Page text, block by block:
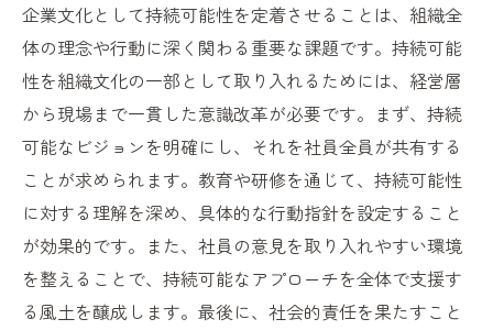
企業文化として持続可能性を定着させることは、組織全
体の理念や行動に深く関わる重要な課題です。持続可能
性を組織文化の一部として取り入れるためには、経営層
から現場まで一貫した意識改革が必要です。まず、持続
可能なビジョンを明確にし、それを社員全員が共有する
ことが求められます。教育や研修を通じて、持続可能性
に対する理解を深め、具体的な行動指針を設定すること
が効果的です。また、社員の意見を取り入れやすい環境
を整えることで、持続可能なアプローチを全体で支援す
る風土を醸成します。最後に、社会的責任を果たすこと